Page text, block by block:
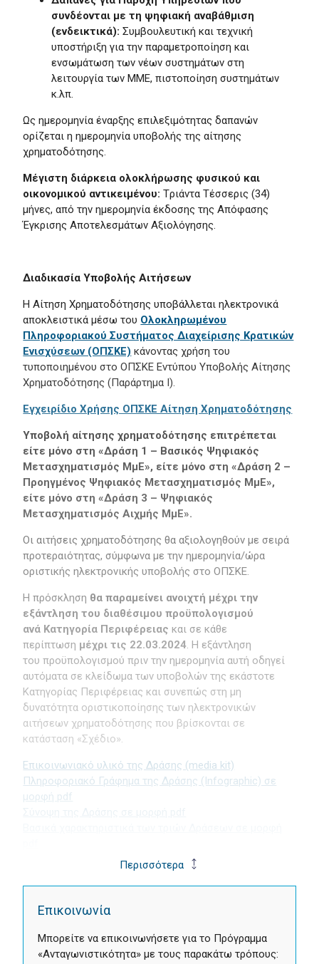
συνδέονται με τη ψηφιακή αναβάθμιση
(ενδεικτικά): Συμβουλευτική και τεχνική
υποστήριξη για την παραμετροποίηση και
ενσωμάτωση των νέων συστημάτων στη
λειτουργία των ΜΜΕ, πιστοποίηση συστημάτων
κ.λπ.
Ως ημερομηνία έναρξης επιλεξιμότητας δαπανών
ορίζεται η ημερομηνία υποβολής της αίτησης
χρηματοδότησης.
Μέγιστη διάρκεια ολοκλήρωσης φυσικού και
οικονομικού αντικειμένου: Tριάντα Tέσσερις (34)
μήνες, από την ημερομηνία έκδοσης της Απόφασης
Έγκρισης Αποτελεσμάτων Αξιολόγησης.
Διαδικασία Υποβολής Αιτήσεων
Η Αίτηση Χρηματοδότησης υποβάλλεται ηλεκτρονικά
αποκλειστικά μέσω του Ολοκληρωμένου
Πληροφοριακού Συστήματος Διαχείρισης Κρατικών
Ενισχύσεων (ΟΠΣΚΕ) κάνοντας χρήση του
τυποποιημένου στο ΟΠΣΚΕ Εντύπου Υποβολής Αίτησης
Χρηματοδότησης (Παράρτημα Ι).
Εγχειρίδιο Χρήσης ΟΠΣΚΕ Αίτηση Χρηματοδότησης
Υποβολή αίτησης χρηματοδότησης επιτρέπεται
είτε μόνο στη «Δράση 1 – Βασικός Ψηφιακός
Μετασχηματισμός ΜμΕ», είτε μόνο στη «Δράση 2 –
Προηγμένος Ψηφιακός Μετασχηματισμός ΜμΕ»,
είτε μόνο στη «Δράση 3 – Ψηφιακός
Μετασχηματισμός Αιχμής ΜμΕ».
Οι αιτήσεις χρηματοδότησης θα αξιολογηθούν με σειρά
προτεραιότητας, σύμφωνα με την ημερομηνία/ώρα
οριστικής ηλεκτρονικής υποβολής στο OΠΣΚΕ.
Η πρόσκληση θα παραμείνει ανοιχτή μέχρι την
εξάντληση του διαθέσιμου προϋπολογισμού
ανά Κατηγορία Περιφέρειας και σε κάθε
περίπτωση μέχρι τις 22.03.2024. Η εξάντληση
του προϋπολογισμού πριν την ημερομηνία αυτή οδηγεί
αυτόματα σε κλείδωμα των υποβολών της εκάστοτε
Κατηγορίας Περιφέρειας και συνεπώς στη μη
δυνατότητα οριστικοποίησης των ηλεκτρονικών
αιτήσεων χρηματοδότησης που βρίσκονται σε
κατάσταση «Σχέδιο».
Επικοινωνιακό υλικό της Δράσης (media kit)
Πληροφοριακό Γράφημα της Δράσης (Infographic) σε
μορφή pdf
Περισσότερα
Επικοινωνία
Μπορείτε να επικοινωνήσετε για το Πρόγραμμα
«Ανταγωνιστικότητα» με τους παρακάτω τρόπους: